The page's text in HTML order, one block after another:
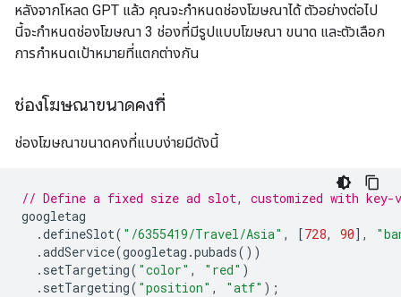
หลังจากโหลด GPT แล้ว คุณจะกําหนดช่องโฆษณาได้ ตัวอย่างต่อไป
นี้จะกําหนดช่องโฆษณา 3 ช่องที่มีรูปแบบโฆษณา ขนาด และตัวเลือก
การกําหนดเป้าหมายที่แตกต่างกัน
ช่องโฆษณาขนาดคงที่
ช่องโฆษณาขนาดคงที่แบบง่ายมีดังนี้
// Define a fixed size ad slot, customized with key-
googletag
.defineSlot( "/6355419/Travel/Asia" , [728, 90],
.addService(googletag .pubads())
. setTargeting( "color" , "red" )
. setTargeting( "position" , "atf" );